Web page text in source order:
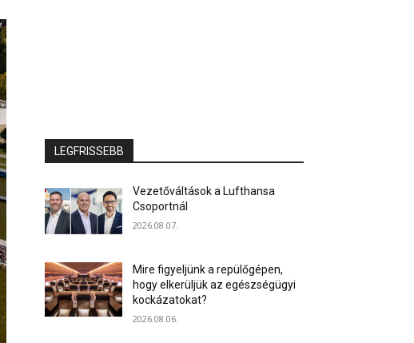
LEGFRISSEBB
Vezetőváltások a Lufthansa
Csoportnál
2026.08.07.
Mire figyeljünk a repülőgépen,
hogy elkerüljük az egészségügyi
kockázatokat?
2026.08.06.